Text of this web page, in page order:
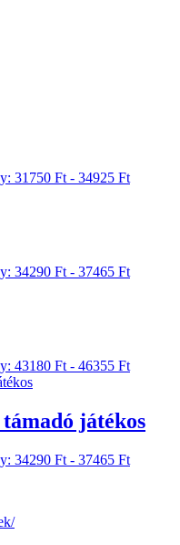
31750 Ft - 34925 Ft
34290 Ft - 37465 Ft
43180 Ft - 46355 Ft
játékos
34290 Ft - 37465 Ft